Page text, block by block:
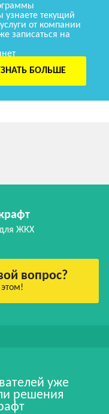
текущий
от компании
записаться на
БОЛЬШЕ
ЖКХ
вопрос?
уже
решения